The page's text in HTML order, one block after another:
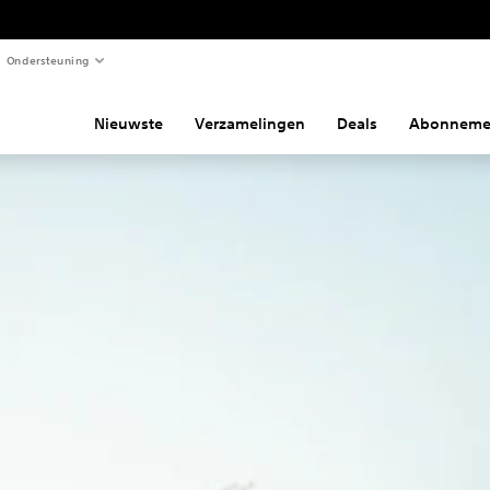
Ondersteuning
Nieuwste Verzamelingen Deals